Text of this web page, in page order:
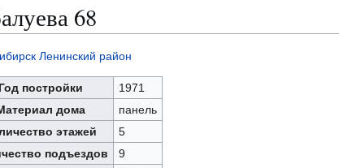
68
Ленинский район
Год постройки
1971
дома
панель
этажей
5
подъездов
9